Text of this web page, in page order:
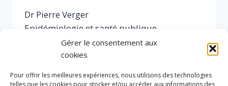
Gérer le consentement aux
cookies
Pour offrir les meilleures expériences, nous utilisons des technologies
telles que les cookies pour stocker et/ou accéder aux informations des
Dr Pierre Verger
Epidémiologie et santé publique
EN SAVOIR PLUS DR
PIERRE